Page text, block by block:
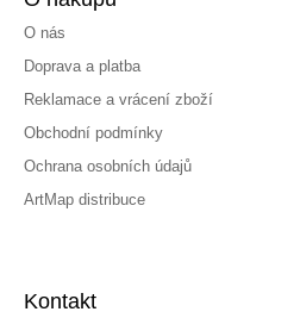
O nás
Doprava a platba
Reklamace a vrácení zboží
Obchodní podmínky
Ochrana osobních údajů
ArtMap distribuce
Kontakt